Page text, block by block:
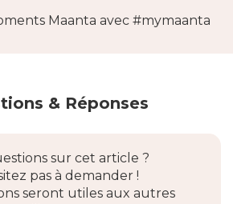
Maanta avec #mymaanta
& Réponses
sur cet article ?
pas à demander !
seront utiles aux autres